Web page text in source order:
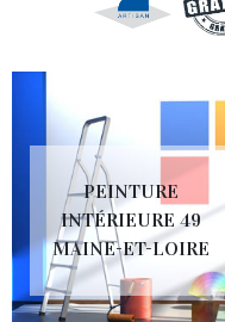
PEINTURE
INTÉRIEURE 49
MAINE-ET-LOIRE